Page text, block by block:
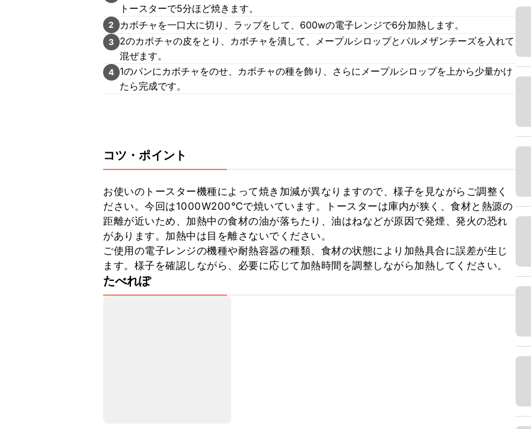
トースターで5分ほど焼きます。
2 カボチャを一口大に切り、ラップをして、600wの電子レンジで6分加熱します。
3
2のカボチャの皮をとり、カボチャを潰して、メープルシロップとパルメザンチーズを入れて
混ぜます。
4
1のパンにカボチャをのせ、カボチャの種を飾り、さらにメープルシロップを上から少量かけ
たら完成です。
コツ・ポイント
お使いのトースター機種によって焼き加減が異なりますので、様子を見ながらご調整く
ださい。今回は1000W200℃で焼いています。トースターは庫内が狭く、食材と熱源の
距離が近いため、加熱中の食材の油が落ちたり、油はねなどが原因で発煙、発火の恐れ
があります。加熱中は目を離さないでください。
ご使用の電子レンジの機種や耐熱容器の種類、食材の状態により加熱具合に誤差が生じ
ます。様子を確認しながら、必要に応じて加熱時間を調整しながら加熱してください。
たべれぽ